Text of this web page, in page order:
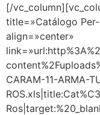
[/
title=»Catálogo
align=»center»
CARAM-11-ARMA-